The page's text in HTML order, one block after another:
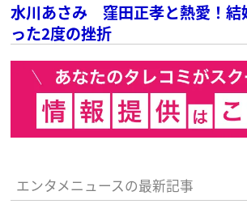
水川あさみ 窪田正孝と熱愛！結
った2度の挫折
エンタメニュースの最新記事